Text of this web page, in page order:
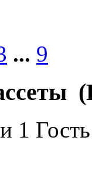
... 9
1